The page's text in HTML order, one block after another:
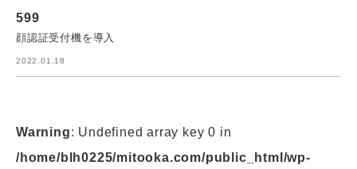
599
顔認証受付機を導入
2022.01.18
Warning: Undefined array key 0 in
/home/blh0225/mitooka.com/public_html/wp-